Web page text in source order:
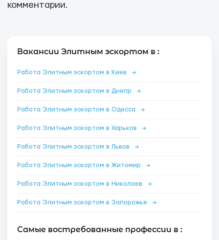
комментарии.
Вакансии Элитным эскортом в :
Работа Элитным эскортом в Киев →
Работа Элитным эскортом в Днепр →
Работа Элитным эскортом в Одесса →
Работа Элитным эскортом в Харьков →
Работа Элитным эскортом в Львов →
Работа Элитным эскортом в Житомир →
Работа Элитным эскортом в Николаев →
Работа Элитным эскортом в Запорожье →
Самые востребованные профессии в :